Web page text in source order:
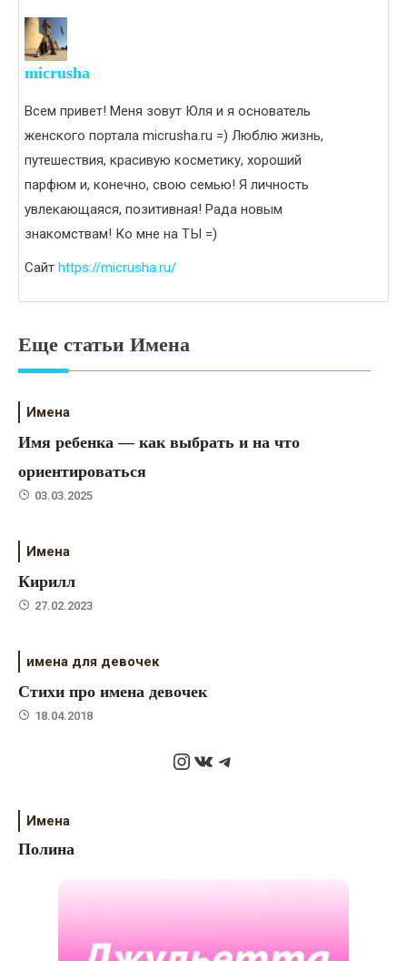
micrusha
Всем привет! Меня зовут Юля и я основатель
женского портала micrusha.ru =) Люблю жизнь,
путешествия, красивую косметику, хороший
парфюм и, конечно, свою семью! Я личность
увлекающаяся, позитивная! Рада новым
знакомствам! Ко мне на ТЫ =)
Сайт https://micrusha.ru/
Еще статьи Имена
Имена
Имя ребенка — как выбрать и на что
ориентироваться
03.03.2025
Имена
Кирилл
27.02.2023
имена для девочек
Стихи про имена девочек
18.04.2018
Instagram
ВКонтакте
Telegram
Имена
Полина